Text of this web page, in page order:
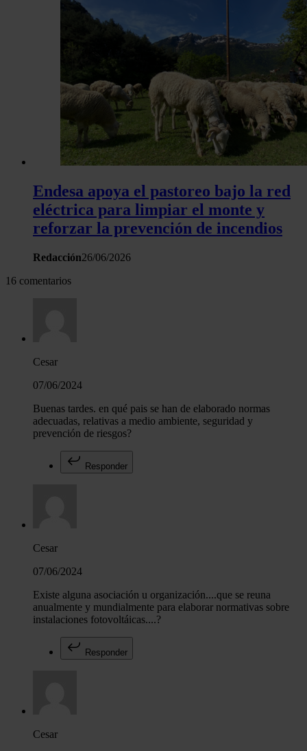
Endesa apoya el pastoreo bajo la red
eléctrica para limpiar el monte y
reforzar la prevención de incendios
Redacción26/06/2026
16 comentarios
Cesar
07/06/2024
Buenas tardes. en qué pais se han de elaborado normas
adecuadas, relativas a medio ambiente, seguridad y
prevención de riesgos?
Responder
Cesar
07/06/2024
Existe alguna asociación u organización....que se reuna
anualmente y mundialmente para elaborar normativas sobre
instalaciones fotovoltáicas....?
Responder
Cesar